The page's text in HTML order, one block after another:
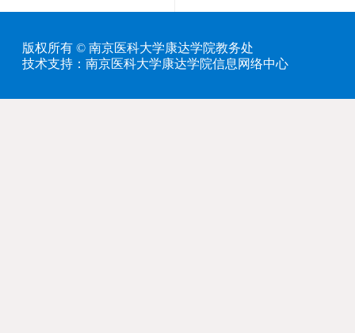
版权所有 © 南京医科大学康达学院教务处
技术支持：南京医科大学康达学院信息网络中心